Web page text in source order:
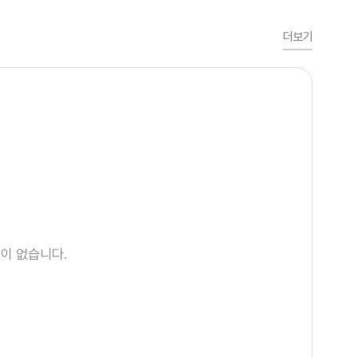
더보기
없습니다.